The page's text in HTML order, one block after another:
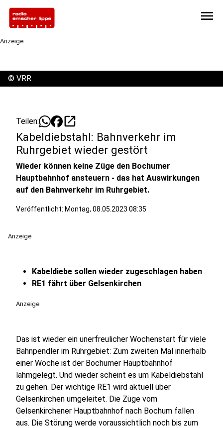
menu
Anzeige
© VRR
Teilen: open_in_new
Kabeldiebstahl: Bahnverkehr im
Ruhrgebiet wieder gestört
Wieder können keine Züge den Bochumer
Hauptbahnhof ansteuern - das hat Auswirkungen
auf den Bahnverkehr im Ruhrgebiet.
Veröffentlicht: Montag, 08.05.2023 08:35
Anzeige
Kabeldiebe sollen wieder zugeschlagen haben
RE1 fährt über Gelsenkirchen
Anzeige
Das ist wieder ein unerfreulicher Wochenstart für viele
Bahnpendler im Ruhrgebiet: Zum zweiten Mal innerhalb
einer Woche ist der Bochumer Hauptbahnhof
lahmgelegt. Und wieder scheint es um Kabeldiebstahl
zu gehen. Der wichtige RE1 wird aktuell über
Gelsenkirchen umgeleitet. Die Züge vom
Gelsenkirchener Hauptbahnhof nach Bochum fallen
aus. Die Störung werde voraussichtlich noch bis zum